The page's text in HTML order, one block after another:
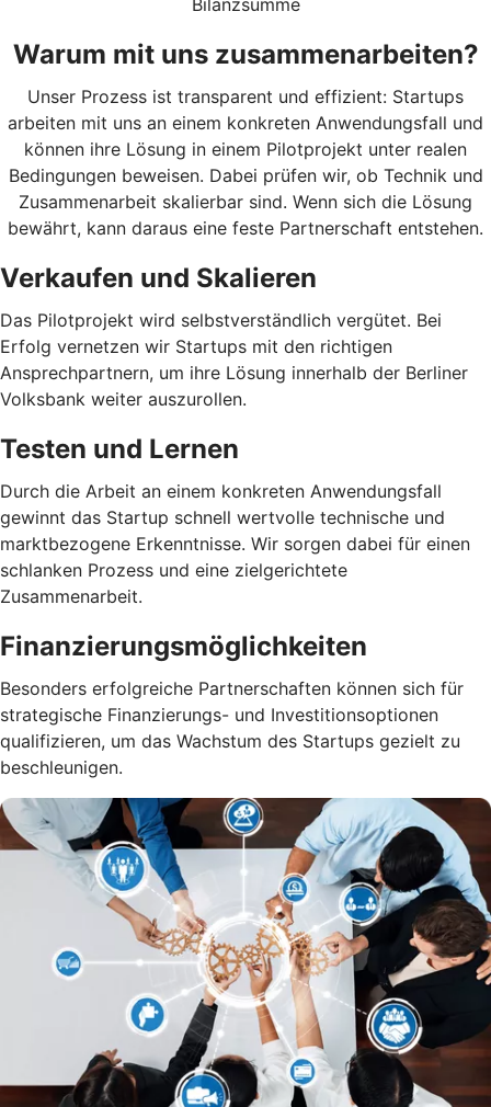
Bilanzsumme
Warum mit uns zusammenarbeiten?
Unser Prozess ist transparent und effizient: Startups
arbeiten mit uns an einem konkreten Anwendungsfall und
können ihre Lösung in einem Pilotprojekt unter realen
Bedingungen beweisen. Dabei prüfen wir, ob Technik und
Zusammenarbeit skalierbar sind. Wenn sich die Lösung
bewährt, kann daraus eine feste Partnerschaft entstehen.
Verkaufen und Skalieren
Das Pilotprojekt wird selbstverständlich vergütet. Bei
Erfolg vernetzen wir Startups mit den richtigen
Ansprechpartnern, um ihre Lösung innerhalb der Berliner
Volksbank weiter auszurollen.
Testen und Lernen
Durch die Arbeit an einem konkreten Anwendungsfall
gewinnt das Startup schnell wertvolle technische und
marktbezogene Erkenntnisse. Wir sorgen dabei für einen
schlanken Prozess und eine zielgerichtete
Zusammenarbeit.
Finanzierungsmöglichkeiten
Besonders erfolgreiche Partnerschaften können sich für
strategische Finanzierungs- und Investitionsoptionen
qualifizieren, um das Wachstum des Startups gezielt zu
beschleunigen.